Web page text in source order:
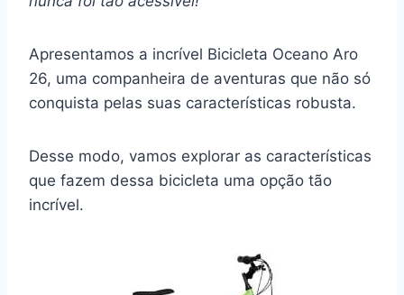
Apresentamos a incrível Bicicleta Oceano Aro
26, uma companheira de aventuras que não só
conquista pelas suas características robusta.
Desse modo, vamos explorar as características
que fazem dessa bicicleta uma opção tão
incrível.